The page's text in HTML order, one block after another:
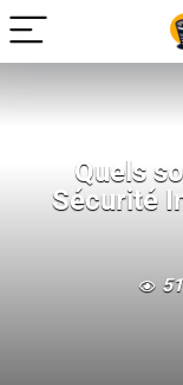
Quels
Sécurité